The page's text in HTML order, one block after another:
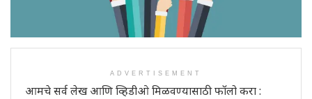
ADVERTISEMENT
आमचे सर्व लेख आणि व्हिडीओ मिळवण्यासाठी फॉलो करा :